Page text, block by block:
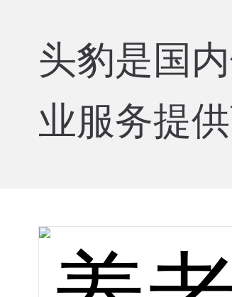
头豹是国
业服务提供